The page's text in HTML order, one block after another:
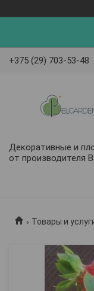
+375 (29) 703-53-48
Декоративные и
от производителя
Товары и